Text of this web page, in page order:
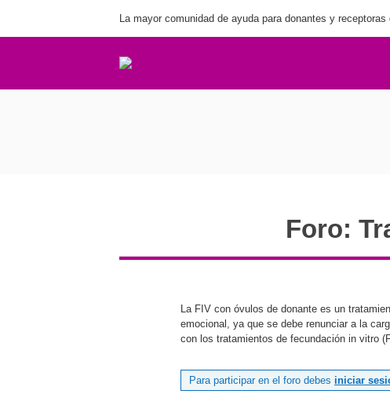
La mayor comunidad de ayuda para donantes y receptoras
Foro:
La FIV con óvulos de donante es un
emocional, ya que se debe renunciar a la
con los tratamientos de fecundación in vitro
Para participar en el foro debes iniciar